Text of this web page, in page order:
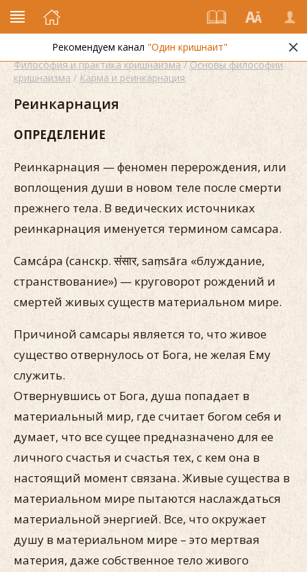
Рекомендуем канал "Один кришнаит"
Философия и практика кришнаизма/Основы философии
кришнаизма / Карма и реинкарнация
Реинкарнация
ОПРЕДЕЛЕНИЕ
Реинкарнация — феномен перерождения, или
воплощения души в новом теле после смерти
прежнего тела. В ведических источниках
реинкарнация именуется термином самсара.
Самса́ра (санскр. संसार, saṃsāra «блуждание,
странствование») — круговорот рождений и
смертей живых существ материальном мире.
Причиной самсары является то, что живое
существо отвернулось от Бога, не желая Ему
служить.
Отвернувшись от Бога, душа попадает в
материальный мир, где считает богом себя и
думает, что все сущее предназначено для ее
личного счастья и счастья тех, с кем она в
настоящий момент связана. Живые существа в
материальном мире пытаются наслаждаться
материальной энергией. Все, что окружает
душу в материальном мире – это мертвая
материя, даже собственное тело живого